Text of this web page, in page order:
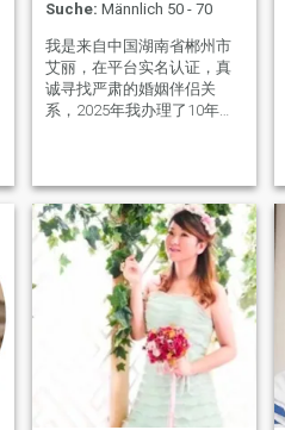
Suche: Männlich 50 - 70
我是来自中国湖南省郴州市
艾丽，在平台实名认证，真
诚寻找严肃的婚姻伴侣关
系，2025年我办理了10年美
良，感情专一，对爱情婚姻
忠贞不渝的女人。喜欢健
身，阅读，养花种植，散
步，烹饪，喜欢健康简单安
静的生活方式。